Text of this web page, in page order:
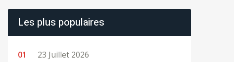
Les plus populaires
23 Juillet 2026